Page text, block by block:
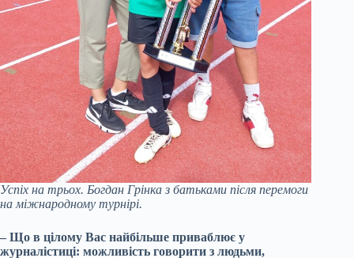
Успіх на трьох. Богдан Грінка з батьками після перемоги
на міжнародному турнірі.
– Що в цілому Вас найбільше приваблює у
журналістиці: можливість говорити з людьми,